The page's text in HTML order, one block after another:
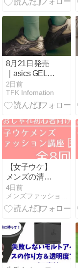
8月21日発売
｜asics GEL-
KINETIC FR｜
深みのあるブ
ラウン系カラ
【1203B051-
200】
2日前
TFK Infomation
【女子ウケ】
メンズの清潔
感コーデ5選
｜初心者が最
初に揃えるべ
4日前